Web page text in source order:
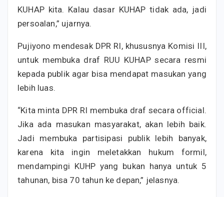
KUHAP kita. Kalau dasar KUHAP tidak ada, jadi
persoalan,” ujarnya.
Pujiyono mendesak DPR RI, khususnya Komisi III,
untuk membuka draf RUU KUHAP secara resmi
kepada publik agar bisa mendapat masukan yang
lebih luas.
“Kita minta DPR RI membuka draf secara official.
Jika ada masukan masyarakat, akan lebih baik.
Jadi membuka partisipasi publik lebih banyak,
karena kita ingin meletakkan hukum formil,
mendampingi KUHP yang bukan hanya untuk 5
tahunan, bisa 70 tahun ke depan,” jelasnya.